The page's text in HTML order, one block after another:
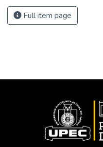
Full item page